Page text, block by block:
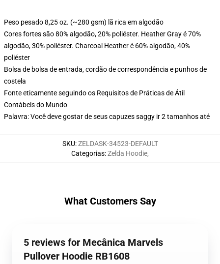
Peso pesado 8,25 oz. (~280 gsm) lã rica em algodão
Cores fortes são 80% algodão, 20% poliéster. Heather Gray é 70%
algodão, 30% poliéster. Charcoal Heather é 60% algodão, 40%
poliéster
Bolsa de bolsa de entrada, cordão de correspondência e punhos de
costela
Fonte eticamente seguindo os Requisitos de Práticas de Átil
Contábeis do Mundo
Palavra: Você deve gostar de seus capuzes saggy ir 2 tamanhos até
SKU:ZELDASK-34523-DEFAULT
Categorias:Zelda Hoodie,
What Customers Say
5 reviews for Mecânica Marvels
Pullover Hoodie RB1608